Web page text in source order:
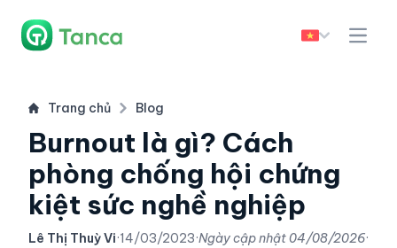
Trang chủ Blog
Burnout là gì? Cách
phòng chống hội chứng
kiệt sức nghề nghiệp
Lê Thị Thuỳ Vi·14/03/2023·Ngày cập nhật04/08/2026·